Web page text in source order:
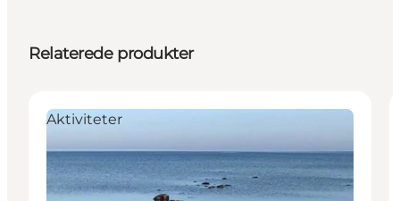
Relaterede produkter
Aktiviteter